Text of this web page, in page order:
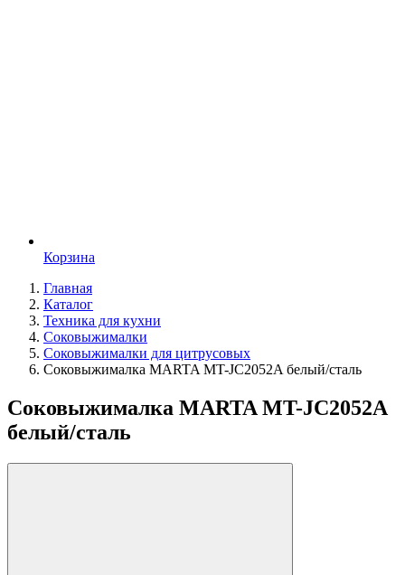
Корзина
Главная
Каталог
Техника для кухни
Соковыжималки
Соковыжималки для цитрусовых
Соковыжималка MARTA MT-JC2052A белый/сталь
Соковыжималка MARTA MT-JC2052A
белый/сталь